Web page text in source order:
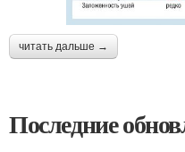
читать дальше →
Последние